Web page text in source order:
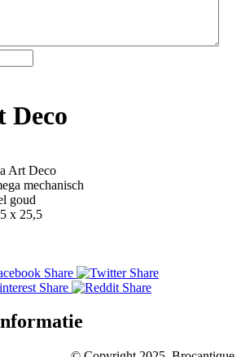
Deco
Art Deco
mechanisch
goud
x 25,5